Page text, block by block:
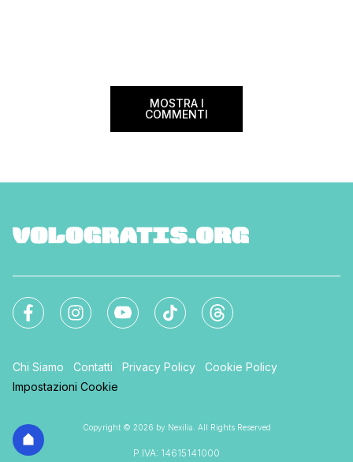
MOSTRA I
COMMENTI
Chi Siamo Contatti Privacy Policy
Cookie Policy
Impostazioni Cookie
Copyright © 2026 by Nexilia. All Rights Reserved
P.IVA: 14615141000